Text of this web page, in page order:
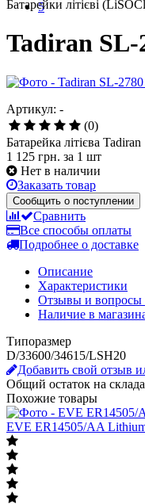
5
Батарейки літієві
Tadiran SL-
Артикул: -
(0)
Батарейка літієва
1 125 грн. за 1 шт
Нет в наличии
Заказать товар
Сообщить о поступлении
Сравнить
Все способы оплаты
Подробнее о доставке
Описание
Характеристики
Отзывы и вопросы
Наличие в
Типоразмер
D/33600/34615/LSH20
Добавить свой отзыв
Общий остаток на
Похожие товары
EVE ER14505/AA